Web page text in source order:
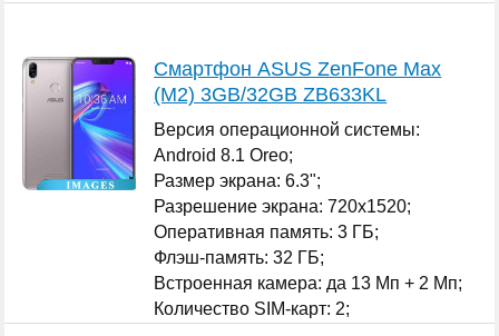
Смартфон ASUS ZenFone Max
(M2) 3GB/32GB ZB633KL
Версия операционной системы:
Android 8.1 Oreo;
Размер экрана: 6.3";
Разрешение экрана: 720x1520;
Оперативная память: 3 ГБ;
Флэш-память: 32 ГБ;
Встроенная камера: да 13 Мп + 2 Мп;
Количество SIM-карт: 2;